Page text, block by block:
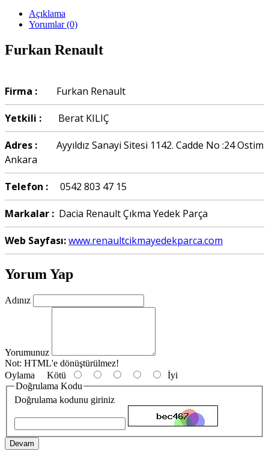
Açıklama
Yorumlar (0)
Furkan Renault
Firma : Furkan Renault
Yetkili : Berat KILIÇ
Adres :
Ayyıldız Sanayi Sitesi 1142. Cadde No :24 Ostim
Ankara
Telefon : 0542 803 47 15
Markalar : Dacia Renault Çıkma Yedek Parça
Web Sayfası:www.renaultcikmayedekparca.com
Yorum Yap
Adınız
Yorumunuz
Not: HTML'e dönüştürülmez!
Oylama Kötü
İyi
Doğrulama Kodu
Doğrulama kodunu giriniz
Devam